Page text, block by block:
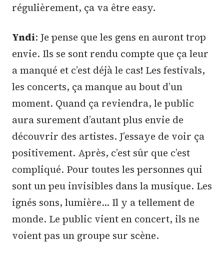
régulièrement, ça va être easy.
Yndi: Je pense que les gens en auront trop
envie. Ils se sont rendu compte que ça leur
a manqué et c’est déjà le cas! Les festivals,
les concerts, ça manque au bout d’un
moment. Quand ça reviendra, le public
aura surement d’autant plus envie de
découvrir des artistes. J’essaye de voir ça
positivement. Après, c’est sûr que c’est
compliqué. Pour toutes les personnes qui
sont un peu invisibles dans la musique. Les
ignés sons, lumière… Il y a tellement de
monde. Le public vient en concert, ils ne
voient pas un groupe sur scène.